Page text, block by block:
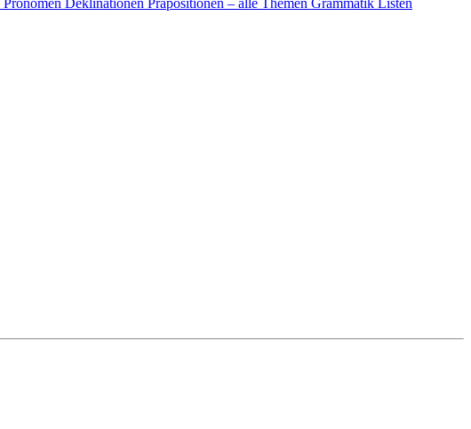
Pronomen Deklinationen Präpositionen – alle Themen Grammatik Listen